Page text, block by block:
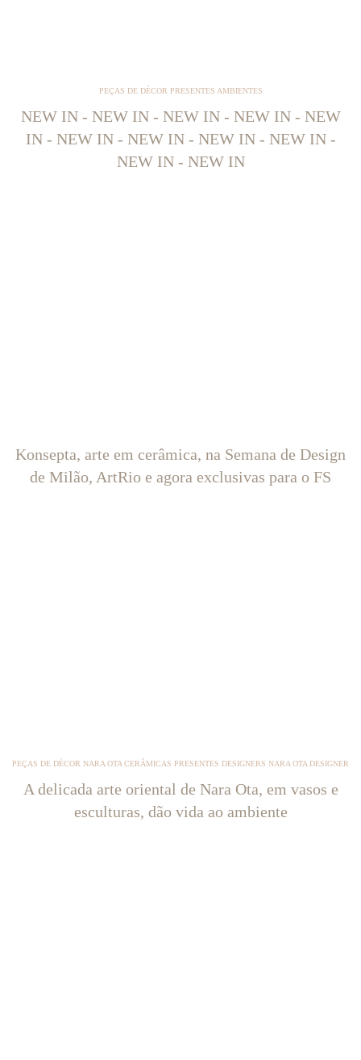
PEÇAS DE DÉCOR PRESENTES AMBIENTES
NEW IN - NEW IN - NEW IN - NEW IN - NEW
IN - NEW IN - NEW IN - NEW IN - NEW IN -
NEW IN - NEW IN
Konsepta, arte em cerâmica, na Semana de Design
de Milão, ArtRio e agora exclusivas para o FS
PEÇAS DE DÉCOR NARA OTA CERÂMICAS PRESENTES DESIGNERS NARA OTA DESIGNER
A delicada arte oriental de Nara Ota, em vasos e
esculturas, dão vida ao ambiente